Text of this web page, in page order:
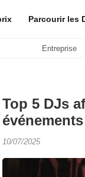
Parcourir les
Entreprise
Top 5 DJs
10/07/2025